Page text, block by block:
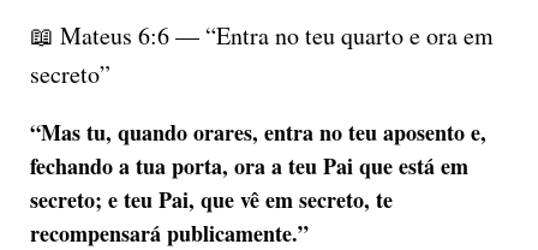
📖 Mateus 6:6 — “Entra no teu quarto e ora em
secreto”
“Mas tu, quando orares, entra no teu aposento e,
fechando a tua porta, ora a teu Pai que está em
secreto; e teu Pai, que vê em secreto, te
recompensará publicamente.”